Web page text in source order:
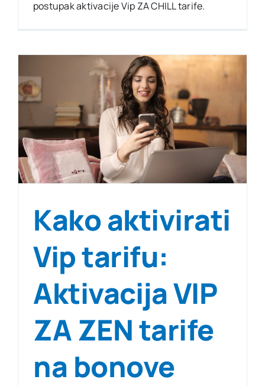
postupak aktivacije Vip ZA CHILL tarife.
Kako aktivirati
Vip tarifu:
Aktivacija VIP
ZA ZEN tarife
na bonove